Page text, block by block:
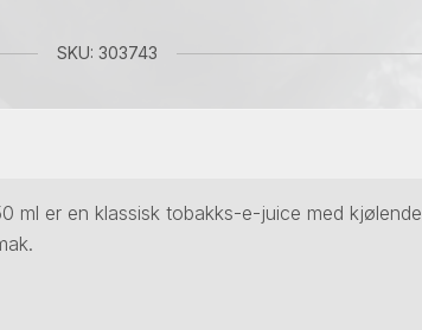
SKU: 303743
ml er en klassisk tobakks-e-juice med kjølende